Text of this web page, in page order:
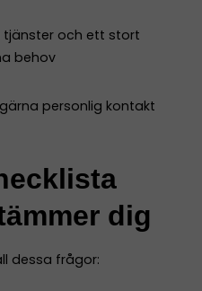
tjänster och ett stort
behov
personlig kontakt
dig
dessa frågor: